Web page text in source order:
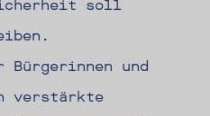
soll
Bürgerinnen und
verstärkte